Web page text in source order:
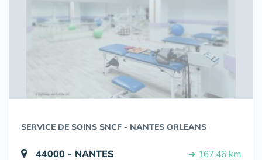
SERVICE DE SOINS SNCF - NANTES ORLEANS
44000 - NANTES ➔ 167.46 km